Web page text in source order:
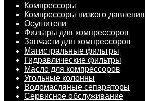
Компрессоры
Компрессоры низкого давления
Осушители
Фильтры для компрессоров
Запчасти для компрессоров
Магистральные фильтры
Гидравлические фильтры
Масло для компрессоров
Угольные колонны
Водомасляные сепараторы
Сервисное обслуживание